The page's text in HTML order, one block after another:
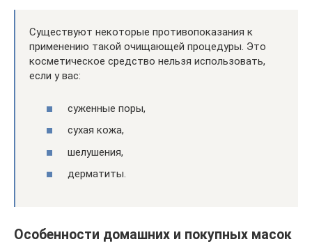
Существуют некоторые противопоказания к
применению такой очищающей процедуры. Это
косметическое средство нельзя использовать,
если у вас:
суженные поры,
сухая кожа,
шелушения,
дерматиты.
Особенности домашних и покупных масок